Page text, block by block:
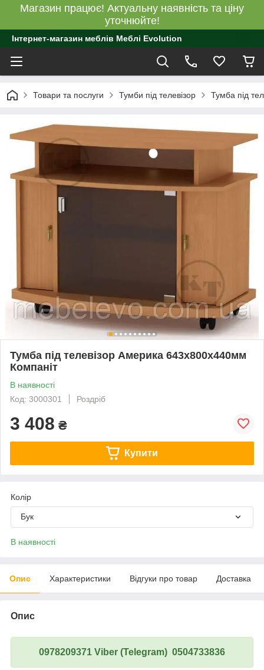
Магазин працює! Актуальну наявність та ціну
уточнюйте!
Інтернет-магазин меблів Меблі Evolution
Товари та послуги Тумби під телевізор Тумба під
Тумба під телевізор Америка 643х800х440мм
Компаніт
В наявності
Код: 3000301
Роздріб
3 408 ₴
Купити
Колір
Бук
В наявності
Опис Характеристики Відгуки про товар Доставка
Опис
0978209371 Viber (Telegram) 0504733836